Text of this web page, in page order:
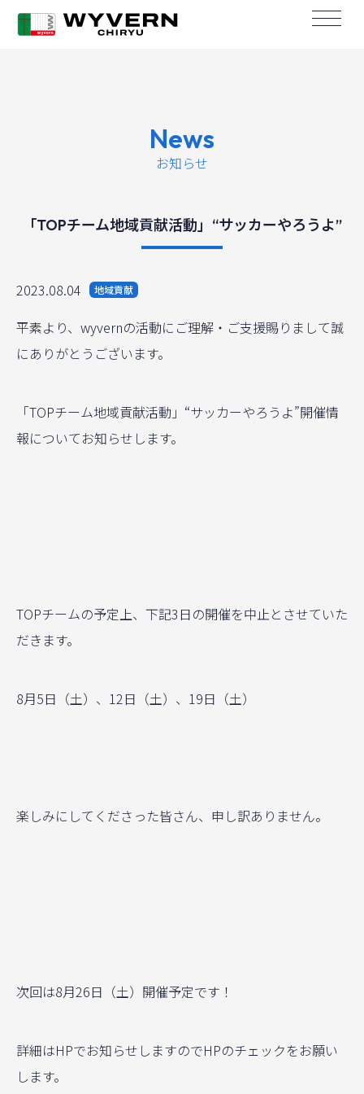
News
お知らせ
「TOPチーム地域貢献活動」“サッカーやろうよ”
2023.08.04 地域貢献
平素より、wyvernの活動にご理解・ご支援賜りまして誠
にありがとうございます。
「TOPチーム地域貢献活動」“サッカーやろうよ”開催情
報についてお知らせします。
TOPチームの予定上、下記3日の開催を中止とさせていた
だきます。
8月5日（土）、12日（土）、19日（土）
楽しみにしてくださった皆さん、申し訳ありません。
次回は8月26日（土）開催予定です！
詳細はHPでお知らせしますのでHPのチェックをお願い
します。